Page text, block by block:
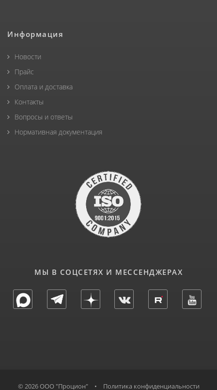
Информация
Новости
Прайс
Оплата и доставка
Контакты
Вопросы и ответы
Нормативная документация
МЫ В СОЦСЕТЯХ И МЕССЕНДЖЕРАХ
© 2026 ООО "Процион" • Политика конфиденциальности